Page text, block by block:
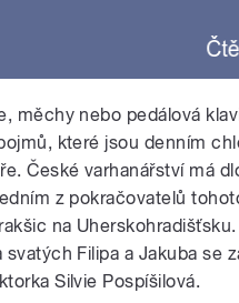
měchy nebo pedálová
které jsou denním
České varhanářství má
z pokračovatelů
na
Filipa a Jakuba se
Silvie Pospíšilová.